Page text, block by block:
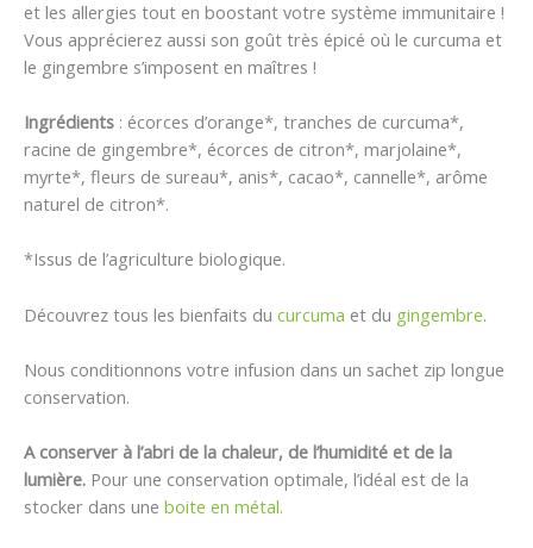
et les allergies tout en boostant votre système immunitaire !
Vous apprécierez aussi son goût très épicé où le curcuma et
le gingembre s’imposent en maîtres !
Ingrédients : écorces d’orange*, tranches de curcuma*,
racine de gingembre*, écorces de citron*, marjolaine*,
myrte*, fleurs de sureau*, anis*, cacao*, cannelle*, arôme
naturel de citron*.
*Issus de l’agriculture biologique.
Découvrez tous les bienfaits du curcuma et du gingembre.
Nous conditionnons votre infusion dans un sachet zip longue
conservation.
A conserver à l’abri de la chaleur, de l’humidité et de la
lumière. Pour une conservation optimale, l’idéal est de la
stocker dans une boite en métal.